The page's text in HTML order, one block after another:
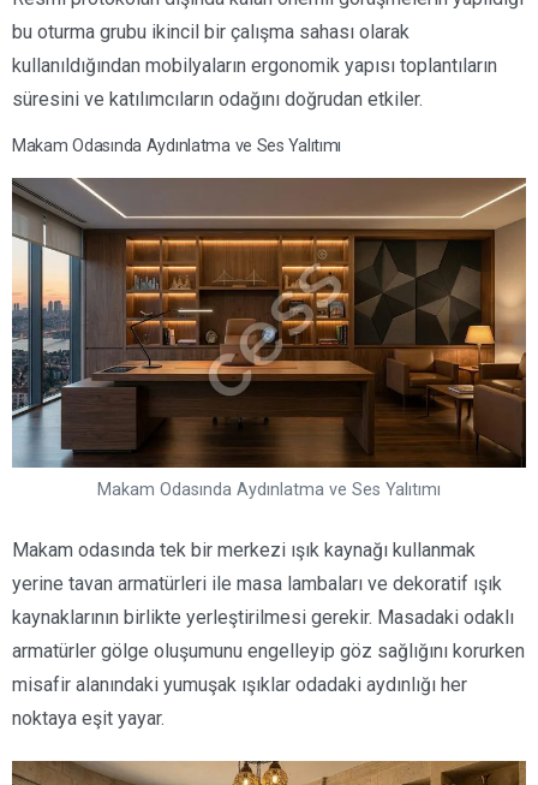
bu oturma grubu ikincil bir çalışma sahası olarak
kullanıldığından mobilyaların ergonomik yapısı toplantıların
süresini ve katılımcıların odağını doğrudan etkiler.
Makam Odasında Aydınlatma ve Ses Yalıtımı
Makam Odasında Aydınlatma ve Ses Yalıtımı
Makam odasında tek bir merkezi ışık kaynağı kullanmak
yerine tavan armatürleri ile masa lambaları ve dekoratif ışık
kaynaklarının birlikte yerleştirilmesi gerekir. Masadaki odaklı
armatürler gölge oluşumunu engelleyip göz sağlığını korurken
misafir alanındaki yumuşak ışıklar odadaki aydınlığı her
noktaya eşit yayar.